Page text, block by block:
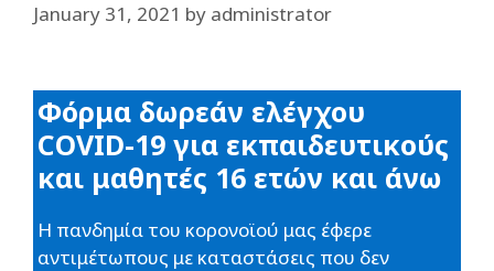
January 31, 2021 by administrator
Φόρμα δωρεάν ελέγχου
COVID-19 για εκπαιδευτικούς
και μαθητές 16 ετών και άνω
Η πανδημία του κορονοϊού μας έφερε
αντιμέτωπους με καταστάσεις που δεν